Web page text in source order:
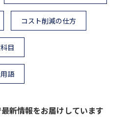
コスト削減の仕方
目
語
新情報をお届けしています